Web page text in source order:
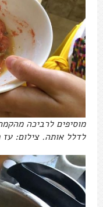
מוסיפים לרביכה
לדלל אותה. צילום: